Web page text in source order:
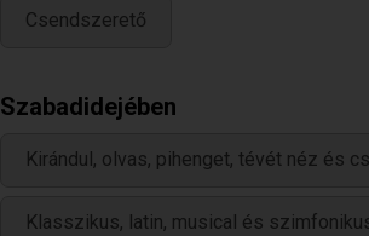
Csendszerető
Szabadidejében
Kirándul, olvas, pihenget, tévét néz és
Klasszikus, latin, musical és